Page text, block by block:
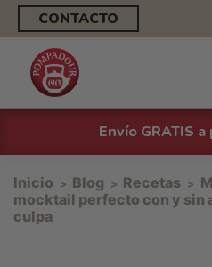
CONTACTO
Envío GRATIS
Inicio Blog Recetas
mocktail perfecto con y sin
culpa